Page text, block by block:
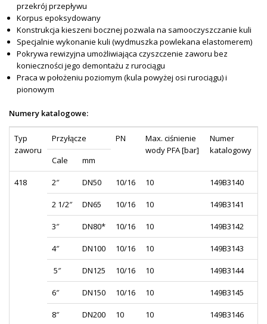
przekrój przepływu
Korpus epoksydowany
Konstrukcja kieszeni bocznej pozwala na samooczyszczanie kuli
Specjalnie wykonanie kuli (wydmuszka powlekana elastomerem)
Pokrywa rewizyjna umożliwiająca czyszczenie zaworu bez
konieczności jego demontażu z rurociągu
Praca w położeniu poziomym (kula powyżej osi rurociągu) i
pionowym
Numery katalogowe:
Typ
zaworu
Przyłącze PN
Max. ciśnienie
wody PFA [bar]
Numer
katalogowy
Cale
mm
418 2″ DN50 10/16 10 149B3140
2 1/2″ DN65 10/16 10 149B3141
3″ DN80* 10/16 10 149B3142
4″ DN100 10/16 10 149B3143
5″ DN125 10/16 10 149B3144
6″ DN150 10/16 10 149B3145
8″ DN200 10 10 149B3146